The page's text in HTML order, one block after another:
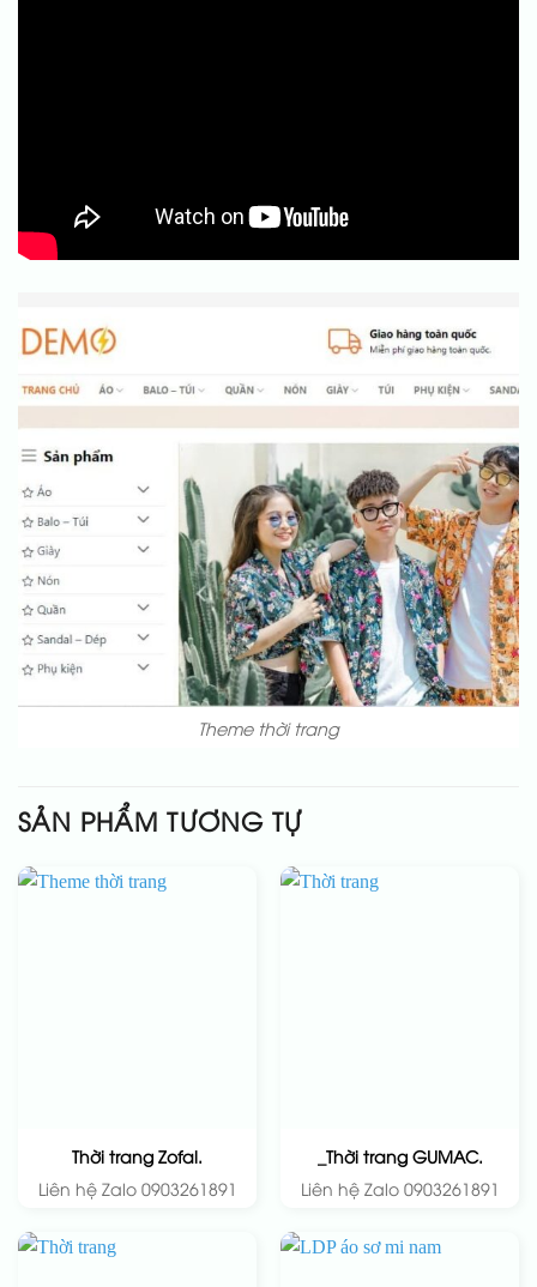
Theme thời trang
SẢN PHẨM TƯƠNG TỰ
Thời trang Zofal.
Liên hệ Zalo 0903261891
_Thời trang GUMAC.
Liên hệ Zalo 0903261891